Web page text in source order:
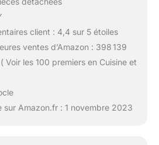
client : 4,4 sur 5 étoiles
ventes d’Amazon : 398 139
Voir les 100 premiers en Cuisine et
sur Amazon.fr : 1 novembre 2023